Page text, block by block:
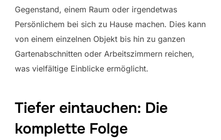
Gegenstand, einem Raum oder irgendetwas
Persönlichem bei sich zu Hause machen. Dies kann
von einem einzelnen Objekt bis hin zu ganzen
Gartenabschnitten oder Arbeitszimmern reichen,
was vielfältige Einblicke ermöglicht.
Tiefer eintauchen: Die
komplette Folge